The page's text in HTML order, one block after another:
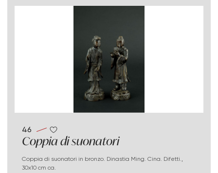
46
Coppia di suonatori
Coppia di suonatori in bronzo. Dinastia Ming. Cina. Difetti.,
30x10 cm ca.